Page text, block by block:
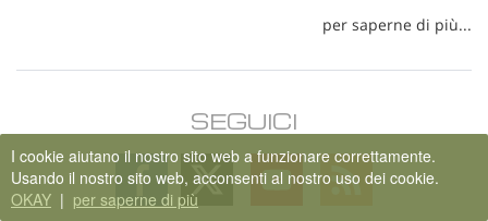
per saperne di più...
SEGUICI
Follow
on
Follow
Follow
Follow
I cookie aiutano il nostro sito web a funzionare correttamente.
Usando il nostro sito web, acconsenti al nostro uso dei cookie.
OKAY | per saperne di più